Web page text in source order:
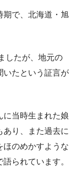
期で、北海道・旭
したが、地元の
いたという証言が
に当時生まれた娘
あり、また過去に
ほのめかすような
られています。